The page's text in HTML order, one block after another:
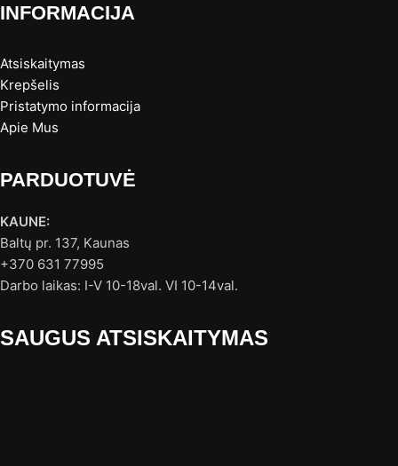
INFORMACIJA
Atsiskaitymas
Krepšelis
Pristatymo informacija
Apie Mus
PARDUOTUVĖ
KAUNE:
Baltų pr. 137, Kaunas
+370 631 77995
Darbo laikas: I-V 10-18val. VI 10-14val.
SAUGUS ATSISKAITYMAS